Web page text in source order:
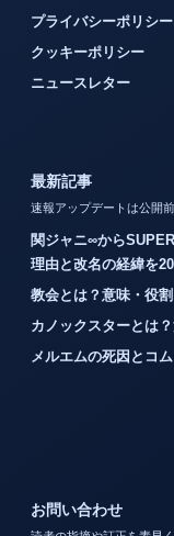
プライバシーポリシー
クッキーポリシー
ニュースレター
最新記事
速報アップデートは公開
関ジャニ∞から
理由と改名の経緯を
教会とは？意味・役
カノックスターとは
メルエムの死因とコ
お問い合わせ